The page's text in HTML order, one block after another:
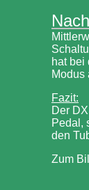
hat bei
Modus
Fazit:
Der
Pedal,
den
Zum